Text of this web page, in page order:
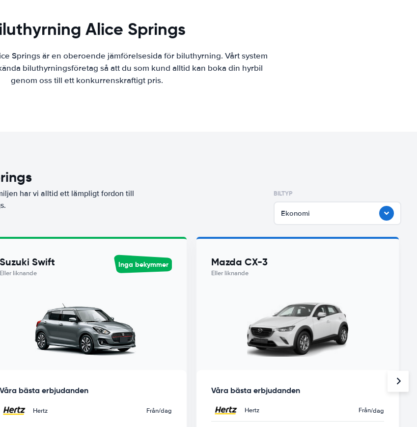
Alice Springs
Springs är en oberoende jämförelsesida för biluthyrning. Vårt system
biluthyrningsföretag så att du som kund alltid kan boka din hyrbil
genom oss till ett konkurrenskraftigt pris.
har vi alltid ett lämpligt fordon till
BILTYP
Ekonomi
Suzuki Swift
Eller liknande
Inga bekymmer
Våra bästa erbjudanden
Hertz Från/dag
Mazda CX-3
Eller liknande
Våra bästa erbjudanden
Hertz Från/dag